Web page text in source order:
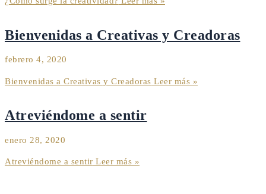
Bienvenidas a Creativas y Creadoras
febrero 4, 2020
Bienvenidas a Creativas y Creadoras Leer más »
Atreviéndome a sentir
enero 28, 2020
Atreviéndome a sentir Leer más »